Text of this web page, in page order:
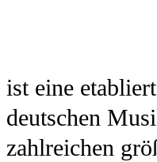
ist eine
deutschen
zahlreichen